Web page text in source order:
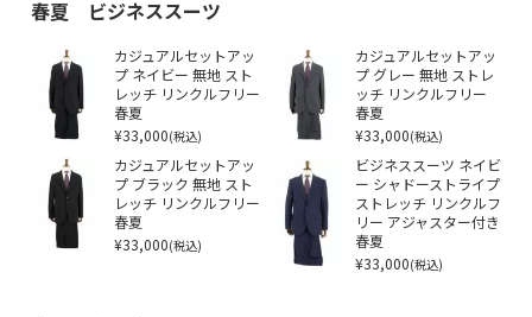
春夏 ビジネススーツ
カジュアルセットアッ
プ ネイビー 無地 スト
レッチ リンクルフリー
春夏
¥33,000(税込)
カジュアルセットアッ
プ グレー 無地 ストレ
ッチ リンクルフリー
春夏
¥33,000(税込)
カジュアルセットアッ
プ ブラック 無地 スト
レッチ リンクルフリー
春夏
¥33,000(税込)
ビジネススーツ ネイビ
ー シャドーストライプ
ストレッチ リンクルフ
リー アジャスター付き
春夏
¥33,000(税込)